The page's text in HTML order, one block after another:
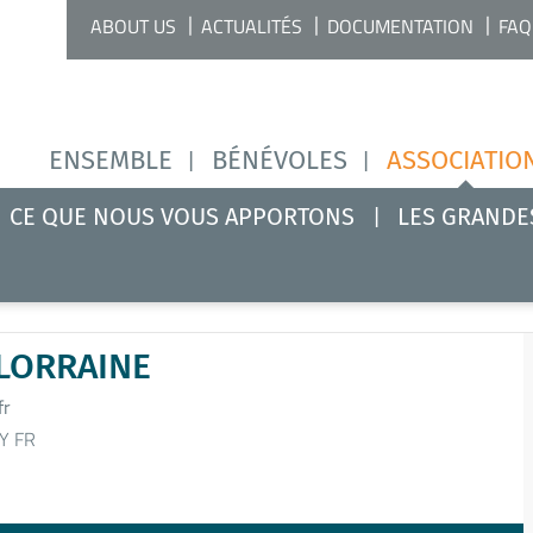
ENSEMBLE BÉNÉVOLES
ABOUT US ACTUALITÉS DOCUMENTATION FAQ
CE QUE NOUS VOUS APPORTONS LES
FR